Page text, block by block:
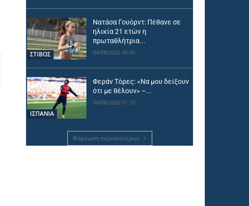
ΣΤΙΒΟΣ
Νατάσα Γουόρντ: Πέθανε σε
ηλικία 21 ετών η
πρωταθλήτρια...
04/08/2026 00:40
ΙΣΠΑΝΙΑ
Φεράν Τόρες: «Να μου δείξουν
ότι με θέλουν» –...
04/08/2026 01:10
Φόρτωση περισσοτέρων